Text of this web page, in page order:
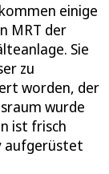
einige
MRT der
Sie
zu
worden, der
wurde
ist frisch
aufgerüstet